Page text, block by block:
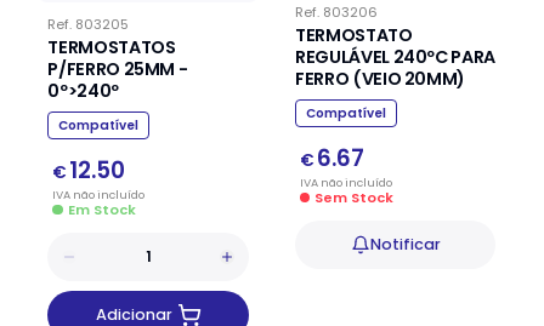
Ref. 803205
TERMOSTATOS
P/FERRO 25MM -
0º>240º
Compatível
€ 12.50
IVA nãoincluído
Em Stock
Adicionar
Ref. 803206
TERMOSTATO
REGULÁVEL 240ºC PARA
FERRO (VEIO 20MM)
Compatível
€ 6.67
IVA nãoincluído
Sem Stock
Notificar